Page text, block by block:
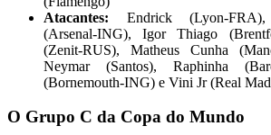
Atacantes: Endrick (Lyon-
(Arsenal-ING), Igor Thiago
(Zenit-RUS), Matheus Cunha
Neymar (Santos), Raphinha
(Bornemouth-ING) e Vini Jr (Real
O Grupo C da Copa do Mundo